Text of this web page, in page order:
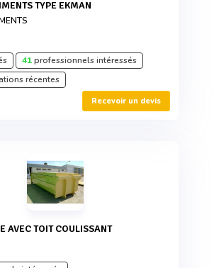
TYPE EKMAN
41professionnels intéressés
récentes
Recevoir un devis
AVEC TOIT COULISSANT